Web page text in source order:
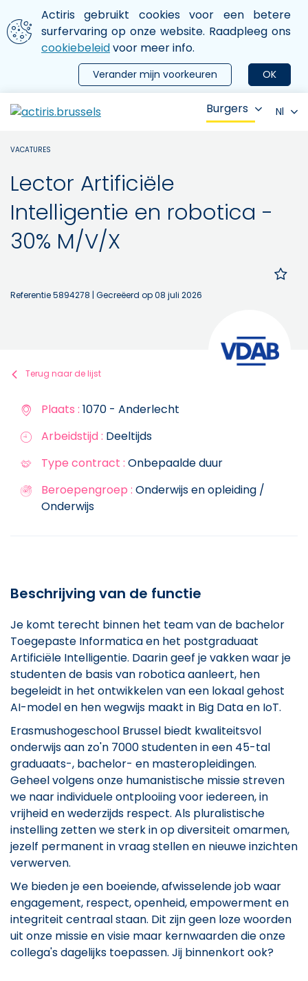
Aller au contenu principal
We gebruiken cookies
Actiris gebruikt cookies voor een betere
surfervaring op onze website. Raadpleeg ons
cookiebeleidvoor meer info.
OK
Verander mijn voorkeuren
le menu
Burgers Nl
VACATURES
Lector Artificiële
Intelligentie en robotica -
30% M/V/X
Referentie 5894278 | Gecreëerd op 08 juli 2026
Terug naar de lijst
Plaats : 1070 - Anderlecht
Arbeidstijd : Deeltijds
Type contract : Onbepaalde duur
Beroepengroep : Onderwijs en opleiding /
Onderwijs
Beschrijving van de functie
Je komt terecht binnen het team van de bachelor
Toegepaste Informatica en het postgraduaat
Artificiële Intelligentie. Daarin geef je vakken waar je
studenten de basis van robotica aanleert, hen
begeleidt in het ontwikkelen van een lokaal gehost
AI-model en hen wegwijs maakt in Big Data en IoT.
Erasmushogeschool Brussel biedt kwaliteitsvol
onderwijs aan zo'n 7000 studenten in een 45-tal
graduaats-, bachelor- en masteropleidingen.
Geheel volgens onze humanistische missie streven
we naar individuele ontplooiing voor iedereen, in
vrijheid en wederzijds respect. Als pluralistische
instelling zetten we sterk in op diversiteit omarmen,
jezelf permanent in vraag stellen en nieuwe inzichten
verwerven.
We bieden je een boeiende, afwisselende job waar
engagement, respect, openheid, empowerment en
integriteit centraal staan. Dit zijn geen loze woorden
uit onze missie en visie maar kernwaarden die onze
collega's dagelijks toepassen. Jij binnenkort ook?